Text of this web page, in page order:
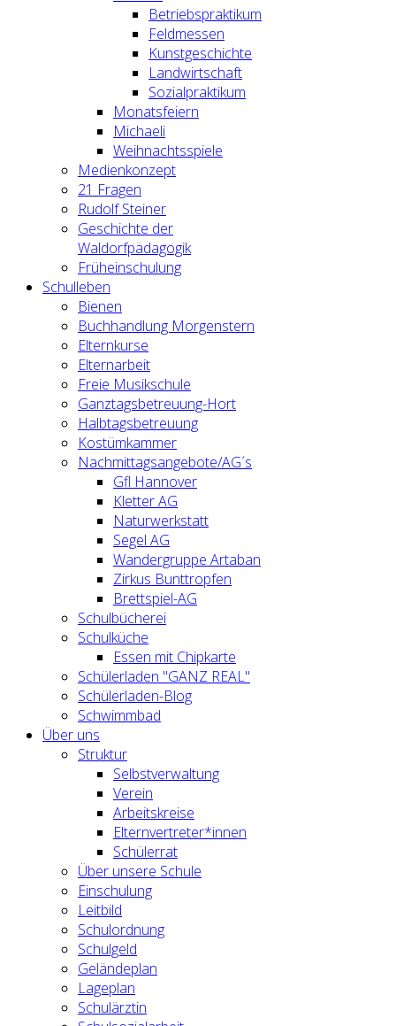
Betriebspraktikum
Feldmessen
Kunstgeschichte
Landwirtschaft
Sozialpraktikum
Monatsfeiern
Michaeli
Weihnachtsspiele
Medienkonzept
21 Fragen
Rudolf Steiner
Geschichte der
Waldorfpädagogik
Früheinschulung
Schulleben
Bienen
Buchhandlung Morgenstern
Elternkurse
Elternarbeit
Freie Musikschule
Ganztagsbetreuung-Hort
Halbtagsbetreuung
Kostümkammer
Nachmittagsangebote/AG´s
Gfl Hannover
Kletter AG
Naturwerkstatt
Segel AG
Wandergruppe Artaban
Zirkus Bunttropfen
Brettspiel-AG
Schulbücherei
Schulküche
Essen mit Chipkarte
Schülerladen "GANZ REAL"
Schülerladen-Blog
Schwimmbad
Über uns
Struktur
Selbstverwaltung
Verein
Arbeitskreise
Elternvertreter*innen
Schülerrat
Über unsere Schule
Einschulung
Leitbild
Schulordnung
Schulgeld
Geländeplan
Lageplan
Schulärztin